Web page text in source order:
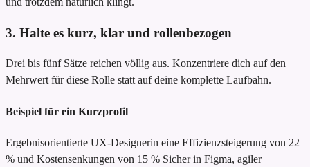
3. Halte es kurz, klar und rollenbezogen
Drei bis fünf Sätze reichen völlig aus. Konzentriere dich auf den
Mehrwert für diese Rolle statt auf deine komplette Laufbahn.
Beispiel für ein Kurzprofil
Ergebnisorientierte UX-Designerin eine Effizienzsteigerung von 22
% und Kostensenkungen von 15 % Sicher in Figma, agiler